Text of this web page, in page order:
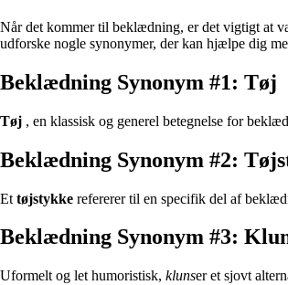
Når det kommer til beklædning, er det vigtigt at
udforske nogle synonymer, der kan hjælpe dig
Beklædning Synonym #1: Tøj
Tøj , en klassisk og generel betegnelse for
Beklædning Synonym #2:
Et tøjstykke refererer til en specifik del af
Beklædning Synonym #3:
Uformelt og let humoristisk, klunser et sjovt